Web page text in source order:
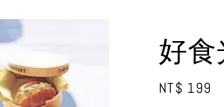
好
Regular
NT$ 199